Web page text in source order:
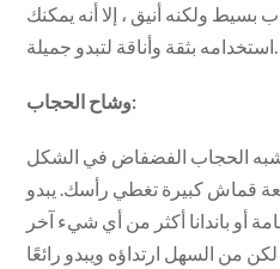
ولكنه أنيق ، إلا أنه يمكنك
وشاح الحجاب:
الحجاب الفضفاض في الشكل
قماش كبيرة تغطي رأسك. يبدو
أو باندانا أكثر من أي شيء آخر